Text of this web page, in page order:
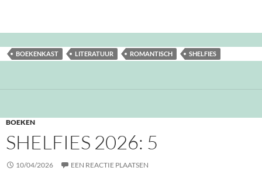
BOEKENKAST LITERATUUR ROMANTISCH SHELFIES
BOEKEN
SHELFIES 2026: 5
10/04/2026 EEN REACTIE PLAATSEN